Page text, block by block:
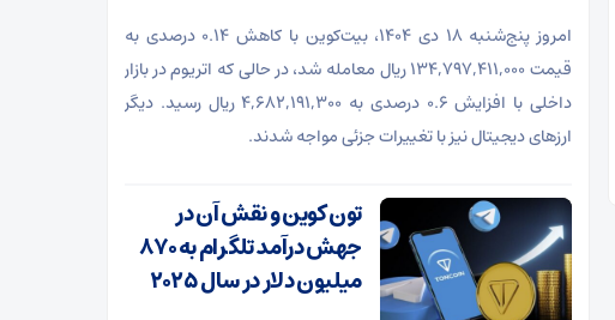
امروز پنج‌شنبه ۱۸ دی ۱۴۰۴، بیت‌کوین با کاهش ۰.۱۴ درصدی به
قیمت ۱۳۴,۷۹۷,۴۱۱,۰۰۰ ریال معامله شد، در حالی که اتریوم در بازار
داخلی با افزایش ۰.۶ درصدی به ۴,۶۸۲,۱۹۱,۳۰۰ ریال رسید. دیگر
ارزهای دیجیتال نیز با تغییرات جزئی مواجه شدند.
تون کوین و نقش آن در
جهش درآمد تلگرام به ۸۷۰
میلیون دلار در سال ۲۰۲۵